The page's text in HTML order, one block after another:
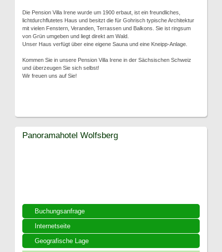
Die Pension Villa Irene wurde um 1900 erbaut, ist ein freundliches,
lichtdurchflutetes Haus und besitzt die für Gohrisch typische Architektur
mit vielen Fenstern, Veranden, Terrassen und Balkons. Sie ist ringsum
von Grün umgeben und liegt direkt am Wald.
Unser Haus verfügt über eine eigene Sauna und eine Kneipp-Anlage.
Kommen Sie in unsere Pension Villa Irene in der Sächsischen Schweiz
und überzeugen Sie sich selbst!
Wir freuen uns auf Sie!
Buchungsanfrage
Internetseite
Geografische Lage
Panoramahotel Wolfsberg